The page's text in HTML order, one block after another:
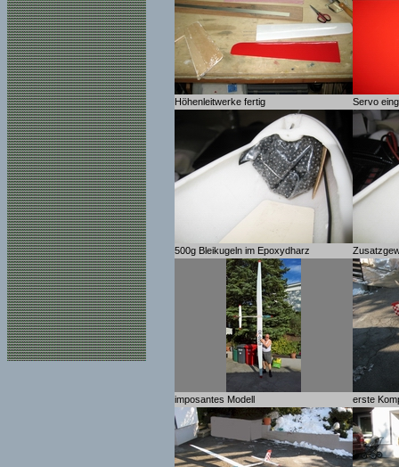
Höhenleitwerke fertig Servo
500g Bleikugeln im Epoxydharz
imposantes Modell erste